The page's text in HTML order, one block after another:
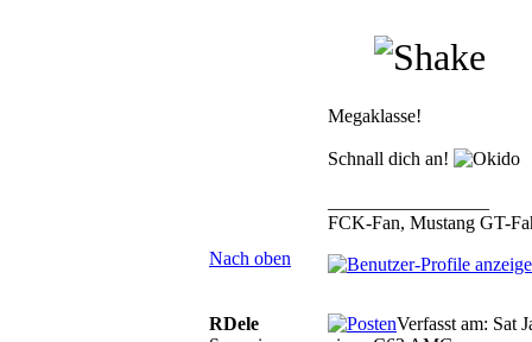
Megaklasse!
Schnall dich an!
FCK-Fan, Mustang GT-
Nach oben
RDele
Verfasst am: Sat